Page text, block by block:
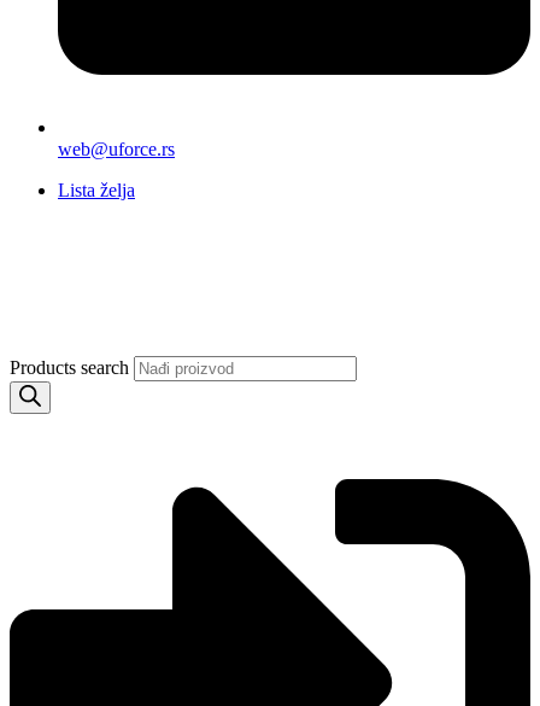
web@uforce.rs
Lista želja
Products search